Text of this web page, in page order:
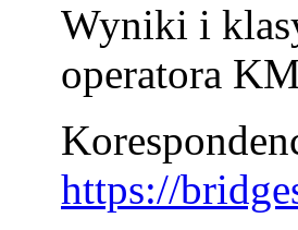
Wyniki i
operatora
https://